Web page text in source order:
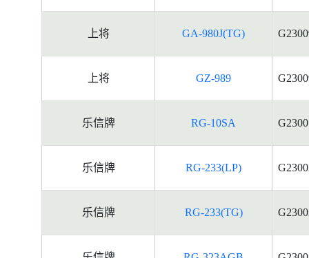
上将 GA-980J(TG)
上将 GZ-989
乐信牌 RG-10SA
乐信牌 RG-233(LP)
乐信牌 RG-233(TG)